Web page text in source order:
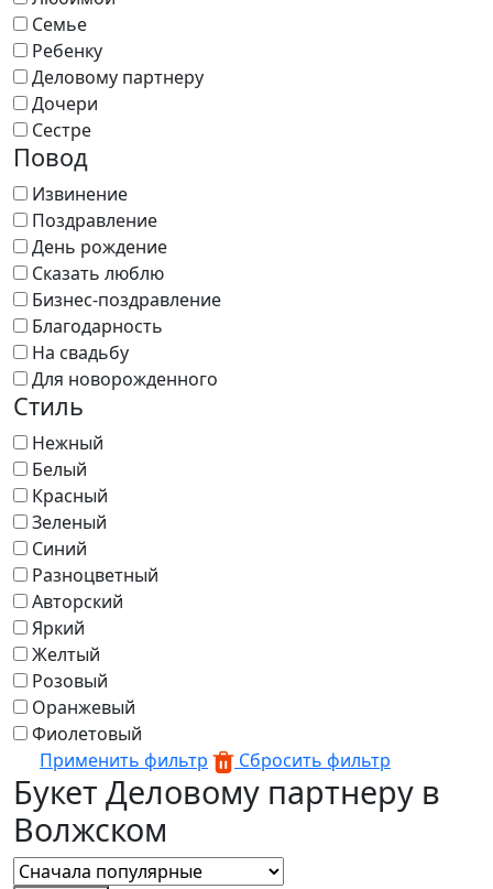
Семье
Ребенку
Деловому партнеру
Дочери
Сестре
Повод
Извинение
Поздравление
День рождение
Сказать люблю
Бизнес-поздравление
Благодарность
На свадьбу
Для новорожденного
Стиль
Нежный
Белый
Красный
Зеленый
Синий
Разноцветный
Авторский
Яркий
Желтый
Розовый
Оранжевый
Фиолетовый
Применить фильтр
Сбросить фильтр
Букет Деловому партнеру в
Волжском